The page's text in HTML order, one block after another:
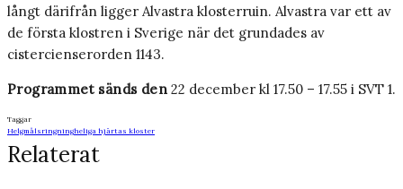
långt därifrån ligger Alvastra klosterruin. Alvastra var ett av
de första klostren i Sverige när det grundades av
cistercienserorden 1143.
Programmet sänds den 22 december kl 17.50 – 17.55 i SVT 1.
Taggar
Helgmålsringningheliga hjärtas kloster
Relaterat